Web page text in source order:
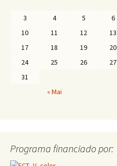
« Mai
3
4 5 6
10
11 12 13
17
18 19 20
24
25 26 27
31
Programa financiado por: